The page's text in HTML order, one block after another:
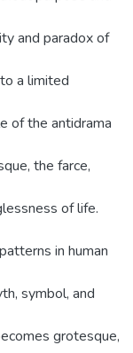
and paradox of
a limited
of the antidrama
the farce,
of life.
in human
symbol, and
grotesque,